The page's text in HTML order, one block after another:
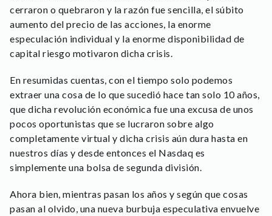
cerraron o quebraron y la razón fue sencilla, el súbito
aumento del precio de las acciones, la enorme
especulación individual y la enorme disponibilidad de
capital riesgo motivaron dicha crisis.
En resumidas cuentas, con el tiempo solo podemos
extraer una cosa de lo que sucedió hace tan solo 10 años,
que dicha revolución económica fue una excusa de unos
pocos oportunistas que se lucraron sobre algo
completamente virtual y dicha crisis aún dura hasta en
nuestros días y desde entonces el Nasdaq es
simplemente una bolsa de segunda división.
Ahora bien, mientras pasan los años y según que cosas
pasan al olvido, una nueva burbuja especulativa envuelve